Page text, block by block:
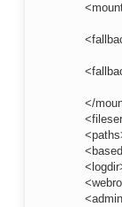
</